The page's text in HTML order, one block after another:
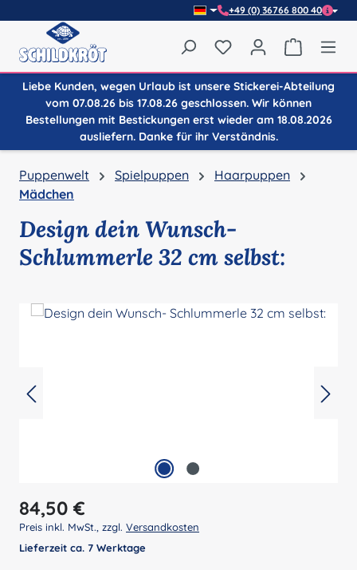
+49 (0) 36766 800 40
Du hast 0 Produkte
Liebe Kunden, wegen Urlaub ist unsere Stickerei-Abteilung
vom 07.08.26 bis 17.08.26 geschlossen. Wir können
Bestellungen mit Bestickungen erst wieder am 18.08.2026
ausliefern. Danke für ihr Verständnis.
Puppenwelt Spielpuppen
Haarpuppen
Mädchen
Design dein Wunsch-
Schlummerle 32 cm selbst:
Regulärer Preis:
84,50 €
Preis inkl. MwSt., zzgl. Versandkosten
Lieferzeit ca. 7 Werktage